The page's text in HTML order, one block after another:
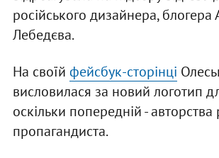
російського дизайнера, блогера
Лебедєва.
На своїй фейсбук-сторінці
висловилася за новий логотип
оскільки попередній - авторства
пропагандиста.